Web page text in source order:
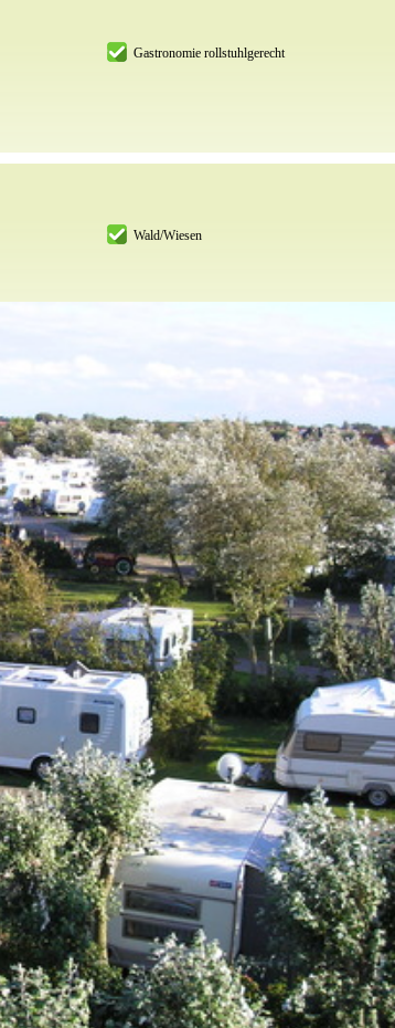
Gastronomie rollstuhlgerecht
Wald/Wiesen